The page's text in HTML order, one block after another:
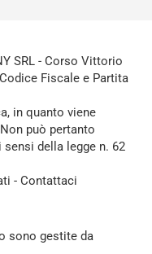
SRL - Corso Vittorio
Fiscale e Partita
in quanto viene
può pertanto
della legge n. 62
- Contattaci
sono gestite da